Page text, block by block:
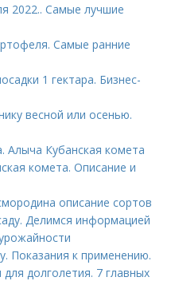
2022.. Самые лучшие
Самые ранние
1 гектара. Бизнес-
весной или осенью.
Алыча Кубанская комета
комета. Описание и
описание сортов
Делимся информацией
Показания к применению.
долголетия. 7 главных